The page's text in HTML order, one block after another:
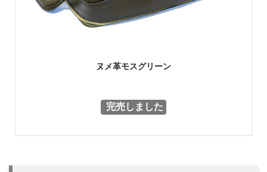
ヌメ革モスグリーン
完売しました